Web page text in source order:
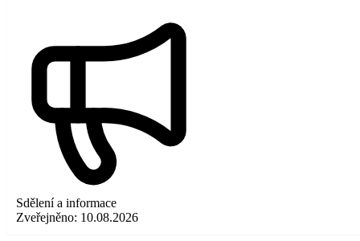
Sdělení a informace
Zveřejněno: 10.08.2026